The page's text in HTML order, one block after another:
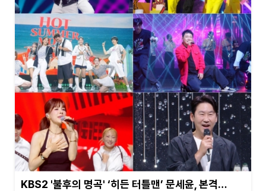
KBS2 '불후의 명곡' ‘히든 터틀맨’ 문세윤, 본격…